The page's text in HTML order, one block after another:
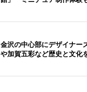
金沢の中心部にデザイナー
や加賀五彩など歴史と文化